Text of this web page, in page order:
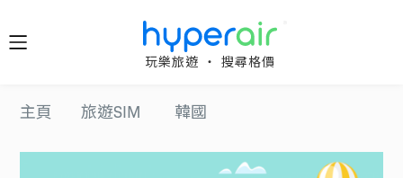
隨時隨
旅遊
載 App
玩樂旅遊 ‧ 搜尋格價
主頁 旅遊SIM 韓國